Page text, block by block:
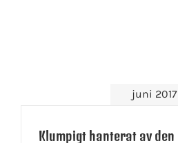
juni 2017
Klumpigt hanterat av den